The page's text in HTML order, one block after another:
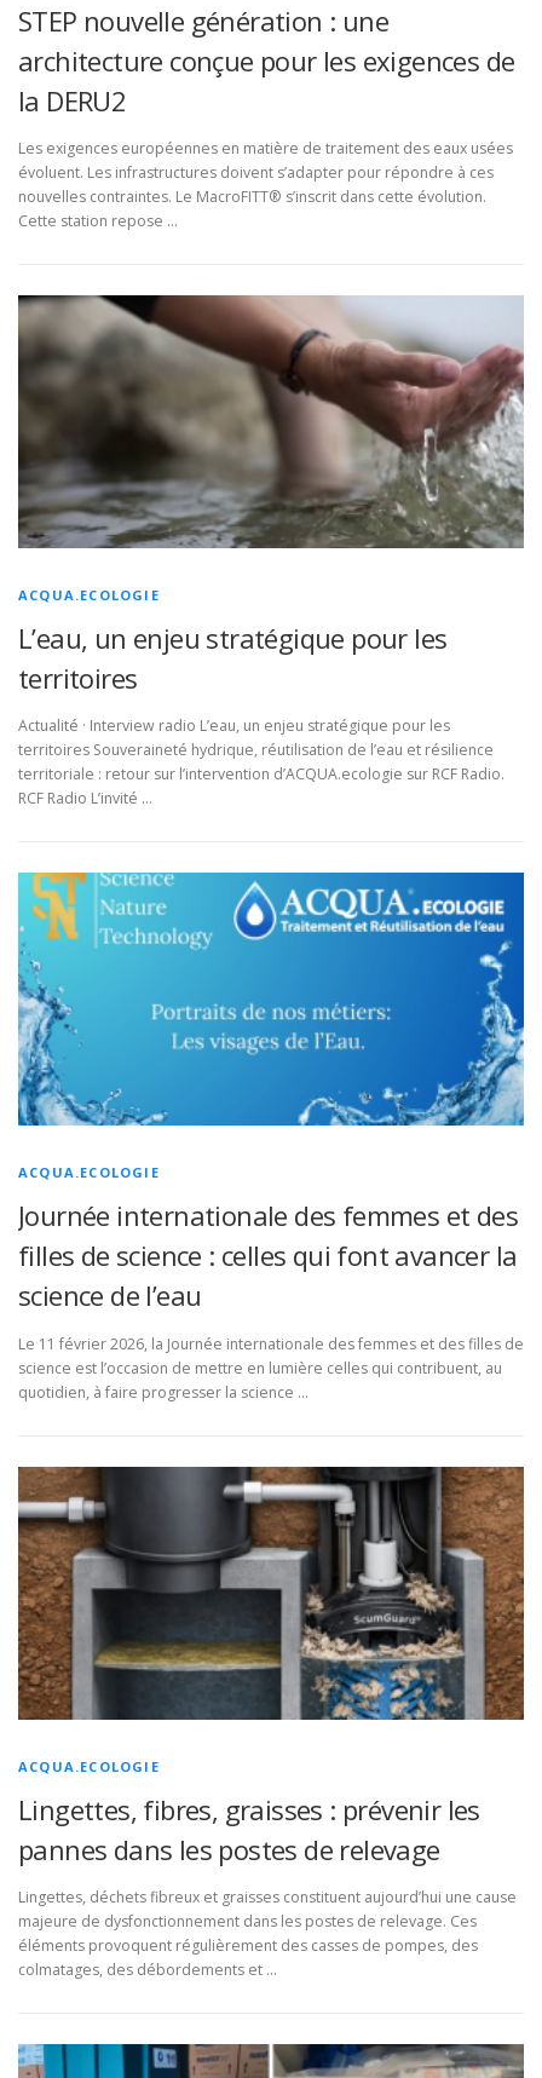
STEP nouvelle génération : une
architecture conçue pour les exigences de
la DERU2
Les exigences européennes en matière de traitement des eaux usées
évoluent. Les infrastructures doivent s’adapter pour répondre à ces
nouvelles contraintes. Le MacroFITT® s’inscrit dans cette évolution.
Cette station repose …
ACQUA.ECOLOGIE
L’eau, un enjeu stratégique pour les
territoires
Actualité · Interview radio L’eau, un enjeu stratégique pour les
territoires Souveraineté hydrique, réutilisation de l’eau et résilience
territoriale : retour sur l’intervention d’ACQUA.ecologie sur RCF Radio.
RCF Radio L’invité …
ACQUA.ECOLOGIE
Journée internationale des femmes et des
filles de science : celles qui font avancer la
science de l’eau
Le 11 février 2026, la Journée internationale des femmes et des filles de
science est l’occasion de mettre en lumière celles qui contribuent, au
quotidien, à faire progresser la science …
ACQUA.ECOLOGIE
Lingettes, fibres, graisses : prévenir les
pannes dans les postes de relevage
Lingettes, déchets fibreux et graisses constituent aujourd’hui une cause
majeure de dysfonctionnement dans les postes de relevage. Ces
éléments provoquent régulièrement des casses de pompes, des
colmatages, des débordements et …